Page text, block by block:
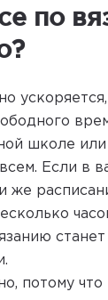
по
школе
Если в
же
потому что